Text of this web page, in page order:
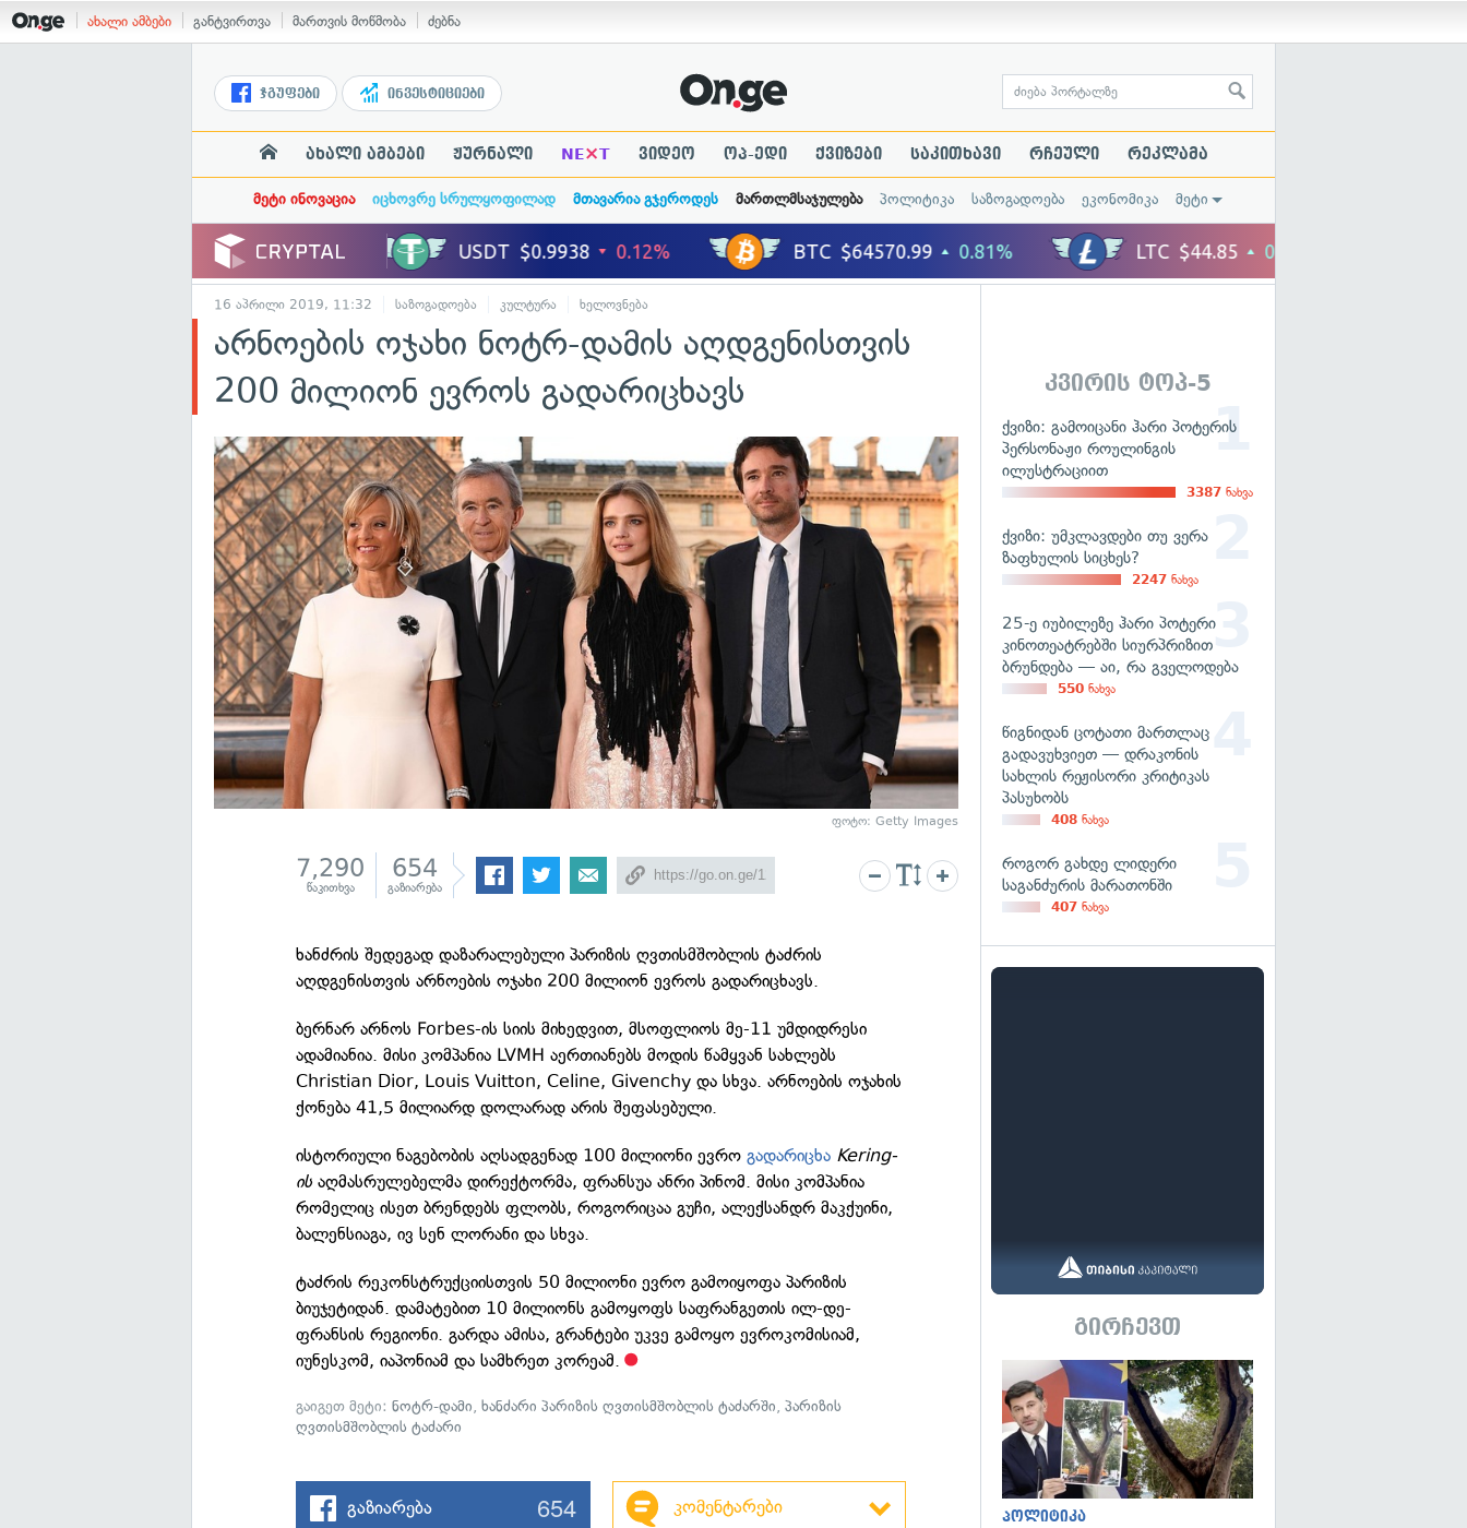
ახალი ამბები განტვირთვა მართვის მოწმობა ძებნა
ჯგუფები ინვესტიციები
ახალი ამბები ჟურნალი NE×T ვიდეო ოპ-ედი ქვიზები საკითხავი რჩეული რეკლამა
მეტი ინოვაცია იცხოვრე სრულყოფილად მთავარია გჯეროდეს მართლმსაჯულება პოლიტიკა საზოგადოება ეკონომიკა მეტი
16 აპრილი 2019, 11:32 საზოგადოება კულტურა ხელოვნება
არნოების ოჯახი ნოტრ-დამის აღდგენისთვის
200 მილიონ ევროს გადარიცხავს
ფოტო: Getty Images
7,290
წაკითხვა
654
გაზიარება
ხანძრის შედეგად დაზარალებული პარიზის ღვთისმშობლის ტაძრის
აღდგენისთვის არნოების ოჯახი 200 მილიონ ევროს გადარიცხავს.
ბერნარ არნოს Forbes-ის სიის მიხედვით, მსოფლიოს მე-11 უმდიდრესი
ადამიანია. მისი კომპანია LVMH აერთიანებს მოდის წამყვან სახლებს
Christian Dior, Louis Vuitton, Celine, Givenchy და სხვა. არნოების ოჯახის
ქონება 41,5 მილიარდ დოლარად არის შეფასებული.
ისტორიული ნაგებობის აღსადგენად 100 მილიონი ევროგადარიცხა Kering-
ისაღმასრულებელმა დირექტორმა, ფრანსუა ანრი პინომ. მისი კომპანია
რომელიც ისეთ ბრენდებს ფლობს, როგორიცაა გუჩი, ალექსანდრ მაკქუინი,
ბალენსიაგა, ივ სენ ლორანი და სხვა.
ტაძრის რეკონსტრუქციისთვის 50 მილიონი ევრო გამოიყოფა პარიზის
ბიუჯეტიდან. დამატებით 10 მილიონს გამოყოფს საფრანგეთის ილ-დე-
ფრანსის რეგიონი. გარდა ამისა, გრანტები უკვე გამოყო ევროკომისიამ,
იუნესკომ, იაპონიამ და სამხრეთ კორეამ.
გაიგეთ მეტი:ნოტრ-დამი,ხანძარი პარიზის ღვთისმშობლის ტაძარში,პარიზის
ღვთისმშობლის ტაძარი
გაზიარება 654 კომენტარები
კვირის ტოპ-5
ქვიზი: გამოიცანი ჰარი პოტერის
პერსონაჟი როულინგის
ილუსტრაციით
3387 ნახვა
ქვიზი: უმკლავდები თუ ვერა
ზაფხულის სიცხეს?
2247 ნახვა
25-ე იუბილეზე ჰარი პოტერი
კინოთეატრებში სიურპრიზით
ბრუნდება — აი, რა გველოდება
550 ნახვა
წიგნიდან ცოტათი მართლაც
გადავუხვიეთ — დრაკონის
სახლის რეჟისორი კრიტიკას
პასუხობს
408 ნახვა
როგორ გახდე ლიდერი
საგანძურის მარათონში
407 ნახვა
გირჩევთ
პოლიტიკა